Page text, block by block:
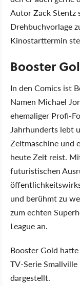
Autor Zack Stentz
Drehbuchvorlage
Kinostarttermin
Booster
In den Comics ist
Namen Michael
ehemaliger Profi-
Jahrhunderts lebt
Zeitmaschine und
heute Zeit reist.
futuristischen
und berühmt zu
zum echten
League an.
Booster Gold
TV-Serie
dargestellt.